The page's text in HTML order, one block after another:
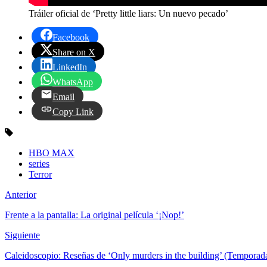
Tráiler oficial de ‘Pretty little liars: Un nuevo pecado’
Facebook
Share on X
LinkedIn
WhatsApp
Email
Copy Link
HBO MAX
series
Terror
Anterior
Frente a la pantalla: La original película ‘¡Nop!’
Siguiente
Caleidoscopio: Reseñas de ‘Only murders in the building’